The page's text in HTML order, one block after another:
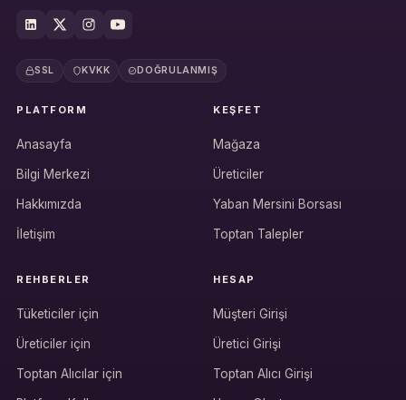
Hesabına giriş yap
SSL KVKK DOĞRULANMIŞ
PLATFORM
Anasayfa
Bilgi Merkezi
Hakkımızda
İletişim
KEŞFET
Mağaza
Üreticiler
Yaban Mersini Borsası
Toptan Talepler
REHBERLER
Tüketiciler için
Üreticiler için
Toptan Alıcılar için
HESAP
Müşteri Girişi
Üretici Girişi
Toptan Alıcı Girişi